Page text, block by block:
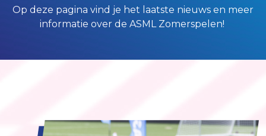
Op deze pagina vind je het laatste nieuws en meer
informatie over de ASML Zomerspelen!